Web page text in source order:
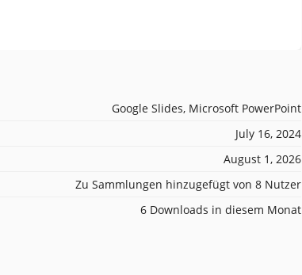
Google Slides, Microsoft PowerPoint
July 16, 2024
August 1, 2026
Zu Sammlungen hinzugefügt von 8 Nutzer
6 Downloads in diesem Monat